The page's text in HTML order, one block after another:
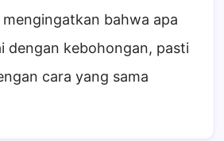
bahwa apa
dengan kebohongan, pasti
cara yang sama